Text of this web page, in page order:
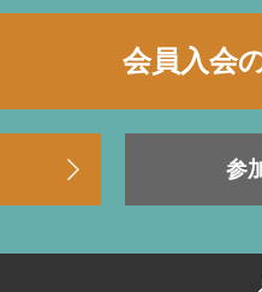
会員入会
参